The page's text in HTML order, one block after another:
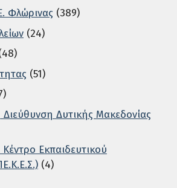
Φλώρινας (389)
(24)
(51)
Διεύθυνση Δυτικής Μακεδονίας
Εκπαιδευτικού
(4)